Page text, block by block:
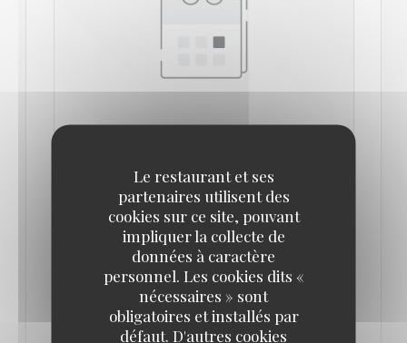
Le restaurant et ses
partenaires utilisent des
cookies sur ce site, pouvant
impliquer la collecte de
données à caractère
personnel. Les cookies dits «
nécessaires » sont
obligatoires et installés par
défaut. D'autres cookies
DÎNER-SPECTACLE LE 29 SEPTEMBRE 2022
PAR LA TROUPE MIXITY
Les artistes de la troupe de Mixity sont de retour le
29 septembre pour vous faire vivre un dîner-
spectacle, à partir de 19h.